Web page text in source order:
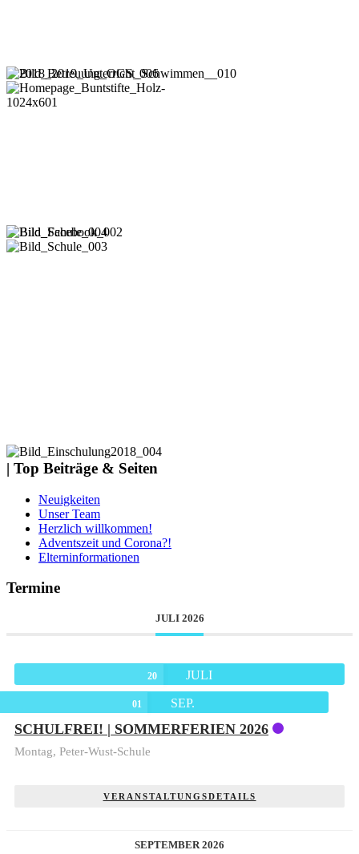
| Top Beiträge & Seiten
Neuigkeiten
Unser Team
Herzlich willkommen!
Adventszeit und Corona?!
Elterninformationen
Termine
JULI 2026
20 JULI
01 SEP.
SCHULFREI! | SOMMERFERIEN 2026
Montag, Peter-Wust-Schule
VERANSTALTUNGSDETAILS
SEPTEMBER 2026